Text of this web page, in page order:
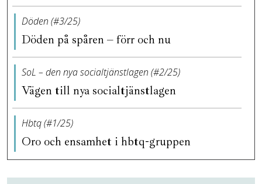
Döden (#3/25)
Döden på spåren – förr och nu
SoL – den nya socialtjänstlagen (#2/25)
Vägen till nya socialtjänstlagen
Hbtq (#1/25)
Oro och ensamhet i hbtq-gruppen